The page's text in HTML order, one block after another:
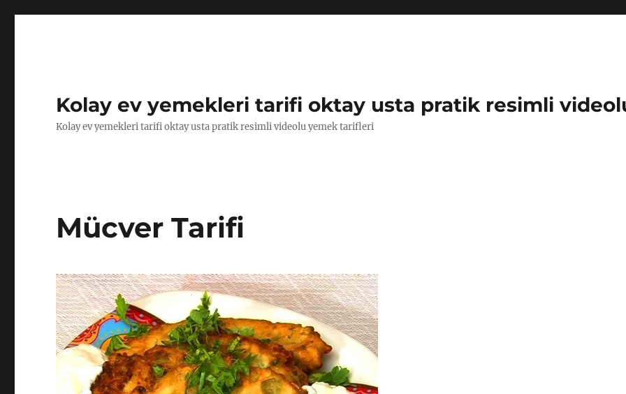
Kolay ev yemekleri tarifi oktay usta pratik resimli
Kolay ev yemekleri tarifi oktay usta pratik resimli videolu yemek tarifleri
Mücver Tarifi